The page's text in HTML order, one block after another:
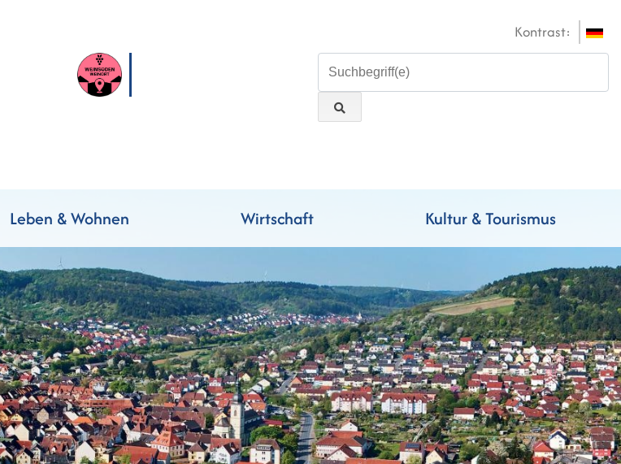
Kontrast:
Leben & Wohnen Wirtschaft Kultur & Tourismus